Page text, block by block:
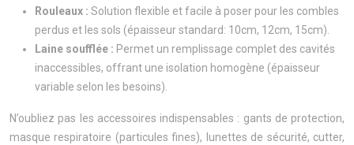
Rouleaux : Solution flexible et facile à poser pour les combles
perdus et les sols (épaisseur standard: 10cm, 12cm, 15cm).
Laine soufflée : Permet un remplissage complet des cavités
inaccessibles, offrant une isolation homogène (épaisseur
variable selon les besoins).
N’oubliez pas les accessoires indispensables : gants de protection,
masque respiratoire (particules fines), lunettes de sécurité, cutter,